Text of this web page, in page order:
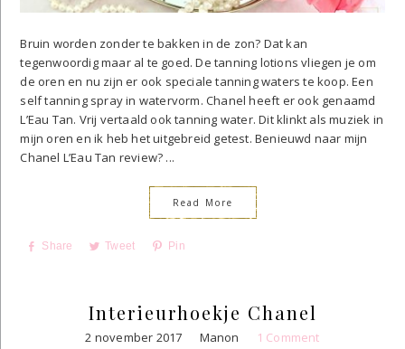
Bruin worden zonder te bakken in de zon? Dat kan
tegenwoordig maar al te goed. De tanning lotions vliegen je om
de oren en nu zijn er ook speciale tanning waters te koop. Een
self tanning spray in watervorm. Chanel heeft er ook genaamd
L’Eau Tan. Vrij vertaald ook tanning water. Dit klinkt als muziek in
mijn oren en ik heb het uitgebreid getest. Benieuwd naar mijn
Chanel L’Eau Tan review? ...
Read More
Share Tweet Pin
Interieurhoekje Chanel
2 november 2017 Manon 1 Comment